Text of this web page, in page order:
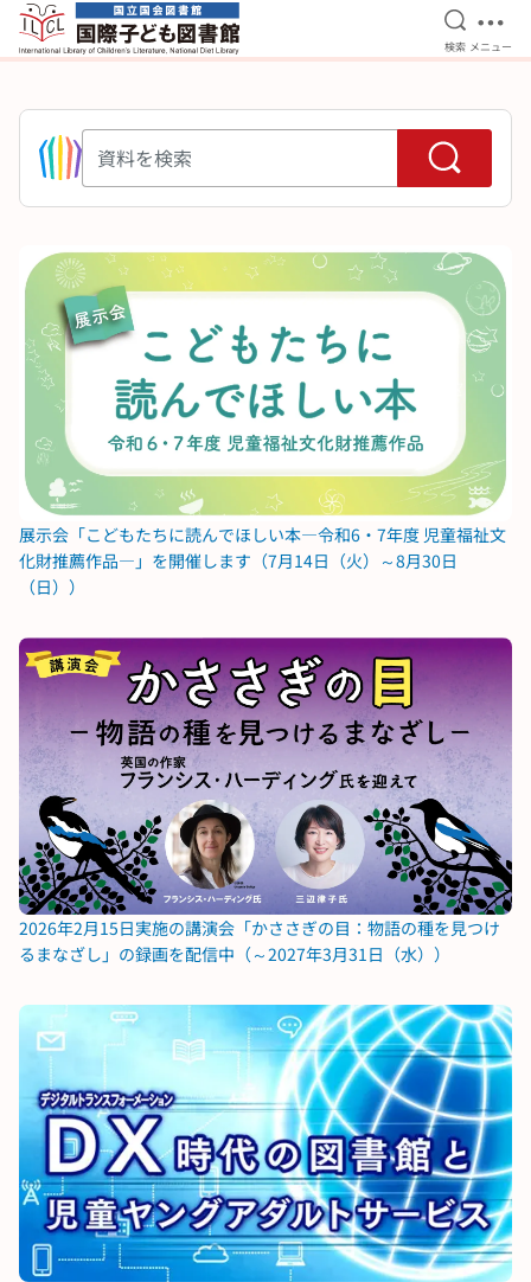
本文へ移動
検索を
検索 メ
メニュー
展示会「こどもたちに読んでほしい本―令和6・7年度 児童福祉文
化財推薦作品―」を開催します（7月14日（火）～8月30日
（日））
2026年2月15日実施の講演会「かささぎの目：物語の種を見つけ
るまなざし」の録画を配信中（～2027年3月31日（水））